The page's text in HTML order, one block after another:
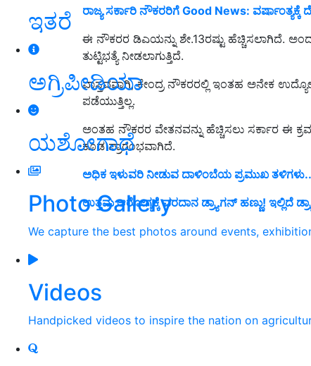
ಇತರೆ
ಅಗ್ರಿಪೀಡಿಯಾ
ಯಶೋಗಾಥೆ
Photo Gallery
We capture the best photos around events,
Videos
Handpicked videos to inspire the nation on
ರಾಜ್ಯ ಸರ್ಕಾರಿ ನೌಕರರಿಗೆ Good News:
ಈ ನೌಕರರ ಡಿಎಯನ್ನು ಶೇ.13ರಷ್ಟು ಹೆಚ್ಚಿಸಲಾಗಿದೆ.
ತುಟ್ಟಿಭತ್ಯೆ ನೀಡಲಾಗುತ್ತಿದೆ.
ವಾಸ್ತವವಾಗಿ, ಕೇಂದ್ರ ನೌಕರರಲ್ಲಿ ಇಂತಹ ಅನೇಕ
ಪಡೆಯುತ್ತಿಲ್ಲ.
ಅಂತಹ ನೌಕರರ ವೇತನವನ್ನು ಹೆಚ್ಚಿಸಲು ಸರ್ಕಾರ ಈ
ಕೂಡ ಪ್ರಾರಂಭವಾಗಿದೆ.
ಅಧಿಕ ಇಳುವರಿ ನೀಡುವ ದಾಳಿಂಬೆಯ ಪ್ರಮುಖ ತಳಿಗಳು..
ಉತ್ತಮ ಆರೋಗ್ಯಕ್ಕೆ ವರದಾನ ಡ್ರ್ಯಾಗನ್ ಹಣ್ಣು! ಇಲ್ಲಿದೆ